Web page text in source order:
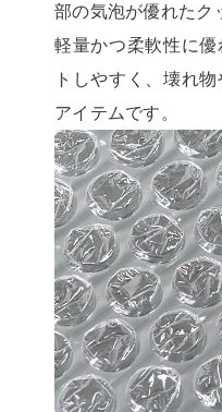
部の気泡が優れたク
軽量かつ柔軟性に
トしやすく、壊れ
アイテムです。